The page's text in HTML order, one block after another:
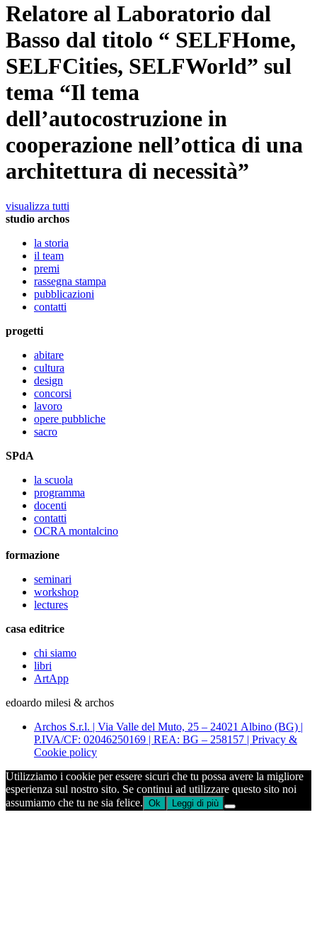
Relatore al Laboratorio dal
Basso dal titolo “ SELFHome,
SELFCities, SELFWorld” sul
tema “Il tema
dell’autocostruzione in
cooperazione nell’ottica di una
architettura di necessità”
visualizza tutti
studio archos
la storia
il team
premi
rassegna stampa
pubblicazioni
contatti
progetti
abitare
cultura
design
concorsi
lavoro
opere pubbliche
sacro
SPdA
la scuola
programma
docenti
contatti
OCRA montalcino
formazione
seminari
workshop
lectures
casa editrice
chi siamo
libri
ArtApp
edoardo milesi & archos
Archos S.r.l. | Via Valle del Muto, 25 – 24021 Albino (BG) |
P.IVA/CF: 02046250169 | REA: BG – 258157 | Privacy &
Cookie policy
Utilizziamo i cookie per essere sicuri che tu possa avere la migliore
esperienza sul nostro sito. Se continui ad utilizzare questo sito noi
assumiamo che tu ne sia felice. Ok Leggi di più